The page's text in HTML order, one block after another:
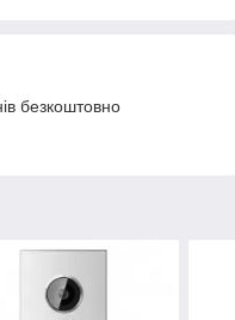
безкоштовно